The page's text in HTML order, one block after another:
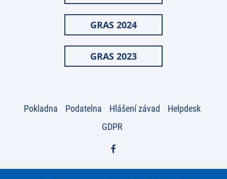
GRAS 2024
GRAS 2023
Pokladna Podatelna Hlášení závad
Helpdesk
GDPR